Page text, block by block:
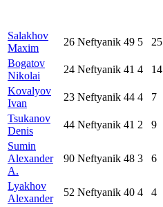
Salakhov
Maxim
26 Neftyanik 49 5 25
Bogatov
Nikolai
24 Neftyanik 41 4 14
Kovalyov
Ivan
23 Neftyanik 44 4 7
Tsukanov
Denis
44 Neftyanik 41 2 9
Sumin
Alexander
A.
90 Neftyanik 48 3 6
Lyakhov
Alexander
52 Neftyanik 40 4 4